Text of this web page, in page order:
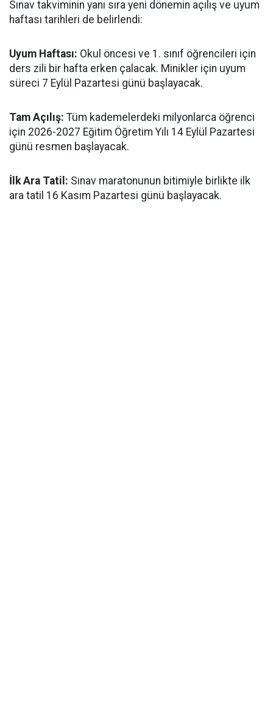
​Sınav takviminin yanı sıra yeni dönemin açılış ve uyum
haftası tarihleri de belirlendi:
​Uyum Haftası: Okul öncesi ve 1. sınıf öğrencileri için
ders zili bir hafta erken çalacak. Minikler için uyum
süreci 7 Eylül Pazartesi günü başlayacak.
​Tam Açılış: Tüm kademelerdeki milyonlarca öğrenci
için 2026-2027 Eğitim Öğretim Yılı 14 Eylül Pazartesi
günü resmen başlayacak.
İlk Ara Tatil: Sınav maratonunun bitimiyle birlikte ilk
ara tatil 16 Kasım Pazartesi günü başlayacak.